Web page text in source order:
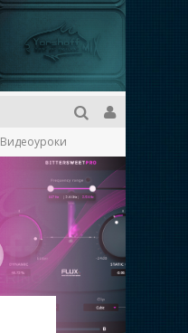
Видеоуроки